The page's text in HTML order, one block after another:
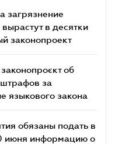
загрязнение
в десятки
законопроект
об
за
языкового закона
обязаны подать в
июня информацию о